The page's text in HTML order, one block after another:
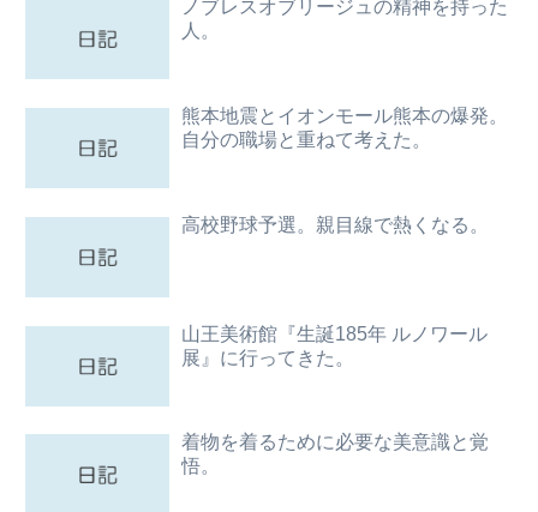
ノブレスオブリージュの精神を持った
人。
熊本地震とイオンモール熊本の爆発。
自分の職場と重ねて考えた。
高校野球予選。親目線で熱くなる。
山王美術館『生誕185年 ルノワール
展』に行ってきた。
着物を着るために必要な美意識と覚
悟。